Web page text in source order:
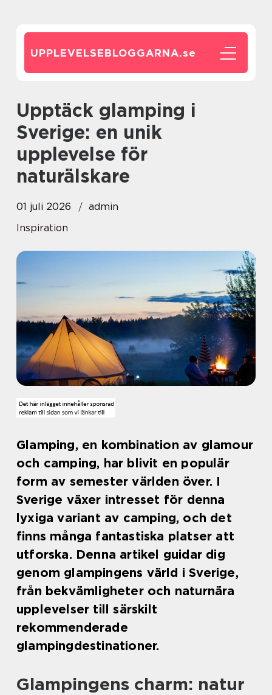
UPPLEVELSEBLOGGARNA.se
Upptäck glamping i
Sverige: en unik
upplevelse för
naturälskare
01 juli 2026
admin
Inspiration
Glamping, en kombination av glamour
och camping, har blivit en populär
form av semester världen över. I
Sverige växer intresset för denna
lyxiga variant av camping, och det
finns många fantastiska platser att
utforska. Denna artikel guidar dig
genom glampingens värld i Sverige,
från bekvämligheter och naturnära
upplevelser till särskilt
rekommenderade
glampingdestinationer.
Glampingens charm: natur